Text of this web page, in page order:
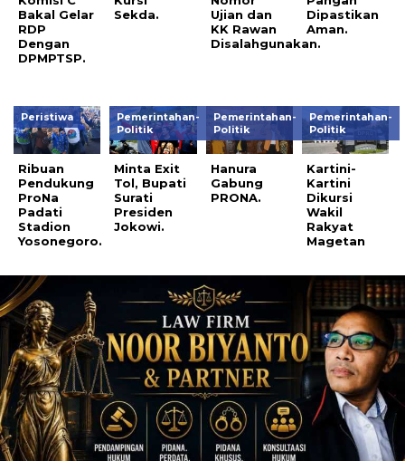
Bakal Gelar
RDP
Dengan
DPMPTSP.
Sekda.
Ujian dan
KK Rawan
Disalahgunakan.
Dipastikan
Aman.
Peristiwa
Ribuan
Pendukung
ProNa
Padati
Stadion
Yosonegoro.
Pemerintahan-
Politik
Minta Exit
Tol, Bupati
Surati
Presiden
Jokowi.
Pemerintahan-
Politik
Hanura
Gabung
PRONA.
Pemerintahan-
Politik
Kartini-
Kartini
Dikursi
Wakil
Rakyat
Magetan